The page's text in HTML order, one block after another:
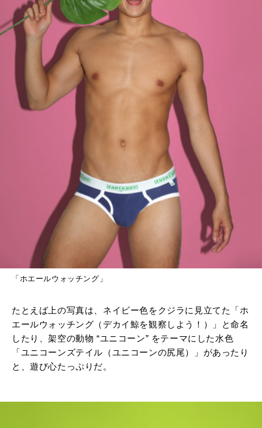
「ホエールウォッチング」
たとえば上の写真は、ネイビー色をクジラに見立てた「ホ
エールウォッチング（デカイ鯨を観察しよう！）
」と命名
したり、架空の動物 “ユニコーン” をテーマにした水色
「ユニコーンズテイル（ユニコーンの尻尾）」があったり
と、遊び心たっぷりだ。